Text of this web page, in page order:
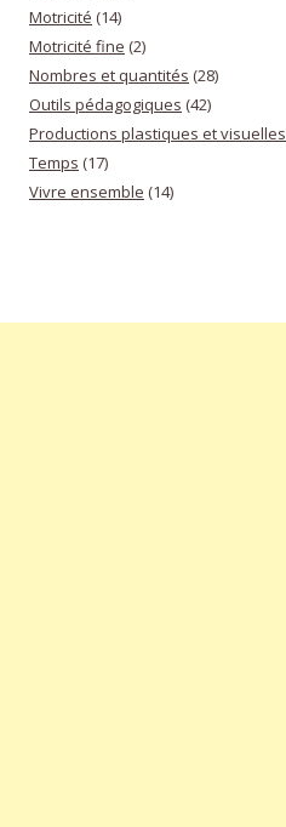
Motricité (14)
Motricité fine (2)
Nombres et quantités (28)
Outils pédagogiques (42)
Productions plastiques et visuelles
Temps (17)
Vivre ensemble (14)